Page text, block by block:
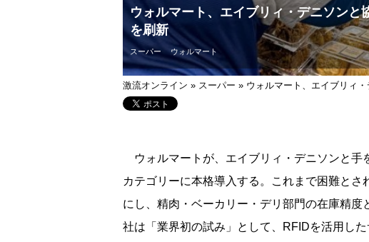
ウォルマート、エイブリィ・デニソン
を刷新
スーパー ウォルマート
激流オンライン » スーパー » ウォルマート、エイブリィ
ウォルマートが、エイブリィ・デニソンと手
カテゴリーに本格導入する。これまで困難と
にし、精肉・ベーカリー・デリ部門の在庫精
社は「業界初の試み」として、RFIDを活用し